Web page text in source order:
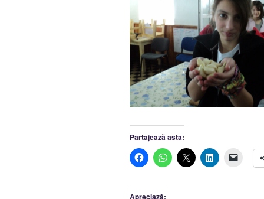
Partajează asta:
Apreciază: